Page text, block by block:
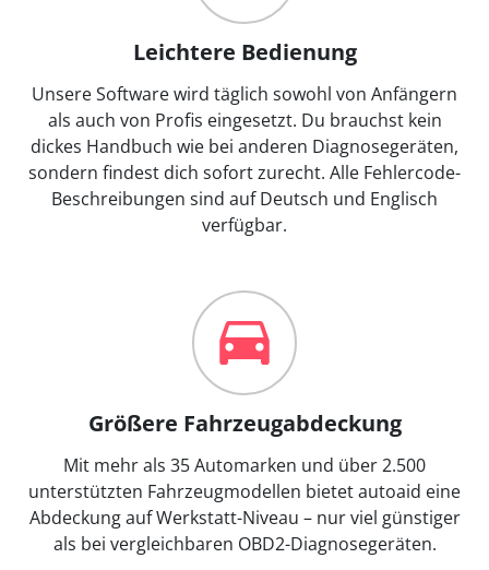
Leichtere Bedienung
Unsere Software wird täglich sowohl von Anfängern
als auch von Profis eingesetzt. Du brauchst kein
dickes Handbuch wie bei anderen Diagnosegeräten,
sondern findest dich sofort zurecht. Alle Fehlercode-
Beschreibungen sind auf Deutsch und Englisch
verfügbar.
Größere Fahrzeugabdeckung
Mit mehr als 35 Automarken und über 2.500
unterstützten Fahrzeugmodellen bietet autoaid eine
Abdeckung auf Werkstatt-Niveau – nur viel günstiger
als bei vergleichbaren OBD2-Diagnosegeräten.